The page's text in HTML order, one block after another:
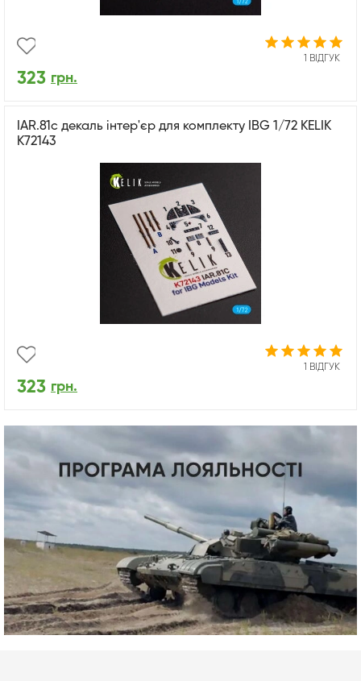
1 ВІДГУК
323 грн.
IAR.81c декаль інтер'єр для комплекту IBG 1/72 KELIK
K72143
1 ВІДГУК
323 грн.